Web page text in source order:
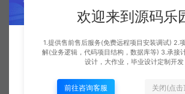
欢迎来到源码乐
1.提供售前售后服务(免费远程项目安装调试) 2.
解(业务逻辑，代码项目结构，数据库等) 3.承接
设计，大作业，毕业设计定制开发
前往咨询客服 关闭(点